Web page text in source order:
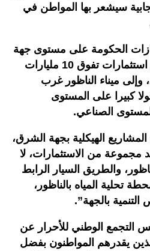
سيشعر بها المواطن في
الحكومة على مستوى جهة
الشرق، أشار أخنوش إلى استثمارات تفوق 10 مليارات
ميناء الناظور غرب
كبيرا على المستوى
الصناعي.
الهيكلية بجهة الشرق،
مجموعة من الاستثمارات، لا
والطريق السيار الرابط
تحلية المياه بالناظور،
بالجهة”.
التجمع الوطني للأحرار عن
يقدرهم المواطنون بفضل